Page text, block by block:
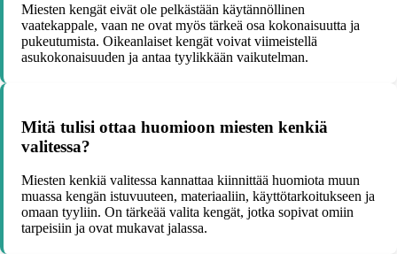
Miesten kengät eivät ole pelkästään käytännöllinen
vaatekappale, vaan ne ovat myös tärkeä osa kokonaisuutta ja
pukeutumista. Oikeanlaiset kengät voivat viimeistellä
asukokonaisuuden ja antaa tyylikkään vaikutelman.
Mitä tulisi ottaa huomioon miesten kenkiä
valitessa?
Miesten kenkiä valitessa kannattaa kiinnittää huomiota muun
muassa kengän istuvuuteen, materiaaliin, käyttötarkoitukseen ja
omaan tyyliin. On tärkeää valita kengät, jotka sopivat omiin
tarpeisiin ja ovat mukavat jalassa.